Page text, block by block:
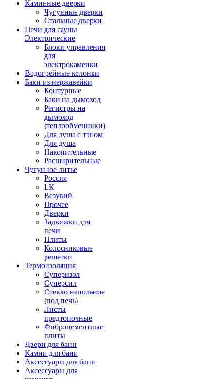
Каминные дверки
Чугунные дверки
Стальные дверки
Печи для сауны
Электрические
Блоки управления
для
электрокаменки
Водогрейные колонки
Баки из нержавейки
Контурные
Баки на дымоход
Регистры на
дымоход
(теплообменники)
Для душа с тэном
Для душа
Накопительные
Расширительные
Чугунное литье
Россия
LК
Везувий
Прочее
Дверки
Задвижки для
печи
Плиты
Колосниковые
решетки
Термоизоляция
Суперизол
Суперсил
Стекло напольное
(под печь)
Листы
предтопочные
Фиброцементные
плиты
Двери для бани
Камни для бани
Аксессуары для бани
Аксессуары для